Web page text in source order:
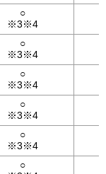
○
※3※4
○
※3※4
○
※3※4
○
※3※4
○
※3※4
○